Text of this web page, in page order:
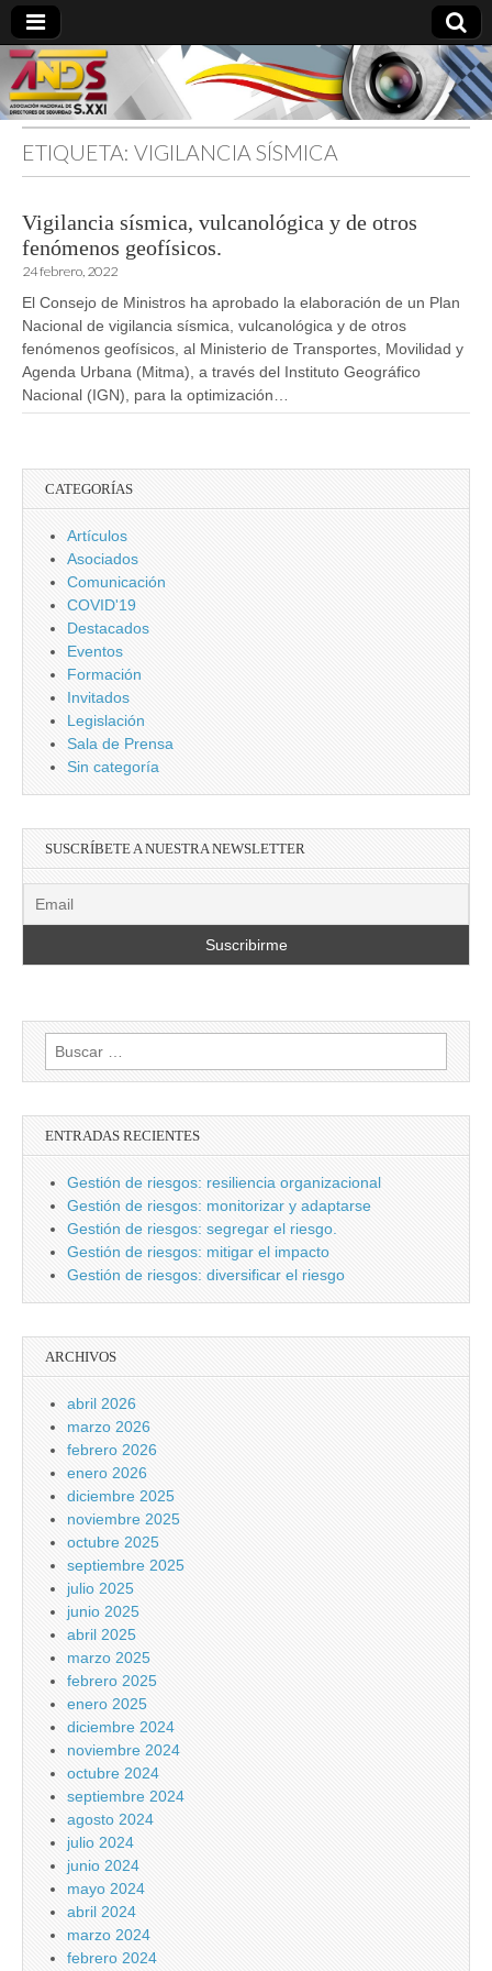
directoresdeseguridad.es
ETIQUETA: VIGILANCIA SÍSMICA
Vigilancia sísmica, vulcanológica y de otros
fenómenos geofísicos.
24 febrero, 2022
El Consejo de Ministros ha aprobado la elaboración de un Plan
Nacional de vigilancia sísmica, vulcanológica y de otros
fenómenos geofísicos, al Ministerio de Transportes, Movilidad y
Agenda Urbana (Mitma), a través del Instituto Geográfico
Nacional (IGN), para la optimización…
CATEGORÍAS
Artículos
Asociados
Comunicación
COVID'19
Destacados
Eventos
Formación
Invitados
Legislación
Sala de Prensa
Sin categoría
SUSCRÍBETE A NUESTRA NEWSLETTER
Buscar:
ENTRADAS RECIENTES
Gestión de riesgos: resiliencia organizacional
Gestión de riesgos: monitorizar y adaptarse
Gestión de riesgos: segregar el riesgo.
Gestión de riesgos: mitigar el impacto
Gestión de riesgos: diversificar el riesgo
ARCHIVOS
abril 2026
marzo 2026
febrero 2026
enero 2026
diciembre 2025
noviembre 2025
octubre 2025
septiembre 2025
julio 2025
junio 2025
abril 2025
marzo 2025
febrero 2025
enero 2025
diciembre 2024
noviembre 2024
octubre 2024
septiembre 2024
agosto 2024
julio 2024
junio 2024
mayo 2024
abril 2024
marzo 2024
febrero 2024